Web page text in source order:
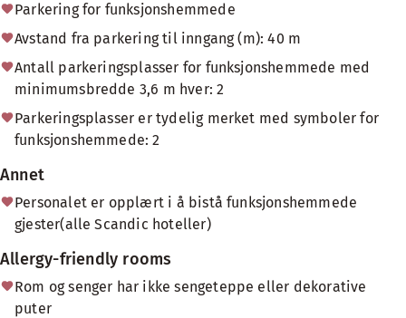
Parkering for funksjonshemmede
Avstand fra parkering til inngang (m): 40 m
Antall parkeringsplasser for funksjonshemmede med
minimumsbredde 3,6 m hver: 2
Parkeringsplasser er tydelig merket med symboler for
funksjonshemmede: 2
Annet
Personalet er opplært i å bistå funksjonshemmede
gjester(alle Scandic hoteller)
Allergy-friendly rooms
Rom og senger har ikke sengeteppe eller dekorative
puter